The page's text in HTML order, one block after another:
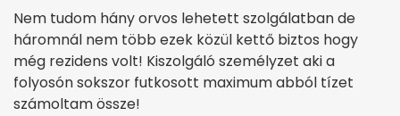
Nem tudom hány orvos lehetett szolgálatban de
háromnál nem több ezek közül kettő biztos hogy
még rezidens volt! Kiszolgáló személyzet aki a
folyosón sokszor futkosott maximum abból tízet
számoltam össze!